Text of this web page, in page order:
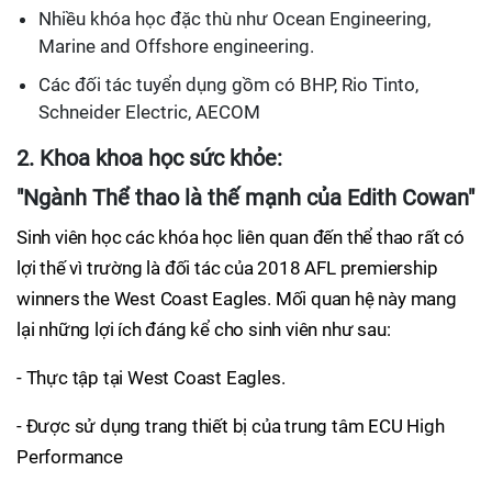
Nhiều khóa học đặc thù như Ocean Engineering,
Marine and Offshore engineering.
Các đối tác tuyển dụng gồm có BHP, Rio Tinto,
Schneider Electric, AECOM
2. Khoa khoa học sức khỏe:
"Ngành Thể thao là thế mạnh của Edith Cowan"
Sinh viên học các khóa học liên quan đến thể thao rất có
lợi thế vì trường là đối tác của 2018 AFL premiership
winners the West Coast Eagles. Mối quan hệ này mang
lại những lợi ích đáng kể cho sinh viên như sau:
- Thực tập tại West Coast Eagles.
- Được sử dụng trang thiết bị của trung tâm ECU High
Performance